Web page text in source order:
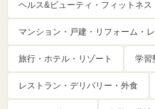
ヘルス&ビューティ・フィットネス
マンション・戸建・リフォーム・
旅行・ホテル・リゾート 学習
レストラン・デリバリー・外食